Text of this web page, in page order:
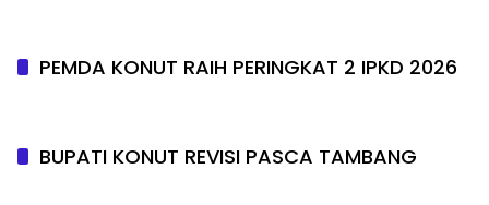
PEMDA KONUT RAIH PERINGKAT 2 IPKD 2026
BUPATI KONUT REVISI PASCA TAMBANG